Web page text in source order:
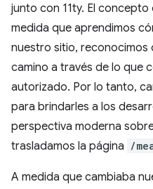
junto con 11ty. El
medida que aprendimos
nuestro sitio, reconocimos
camino a través de lo que
autorizado. Por lo tanto,
para brindarles a los
perspectiva moderna
trasladamos la página /
A medida que cambiaba